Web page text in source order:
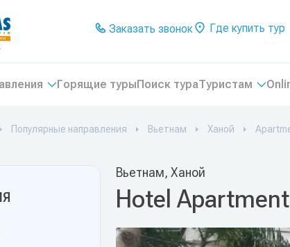
Заказать звонок Где купить тур
Горящие турыПоиск тураТуристам
Популярные направления Вьетнам Ханой
Вьетнам, Ханой
Hotel